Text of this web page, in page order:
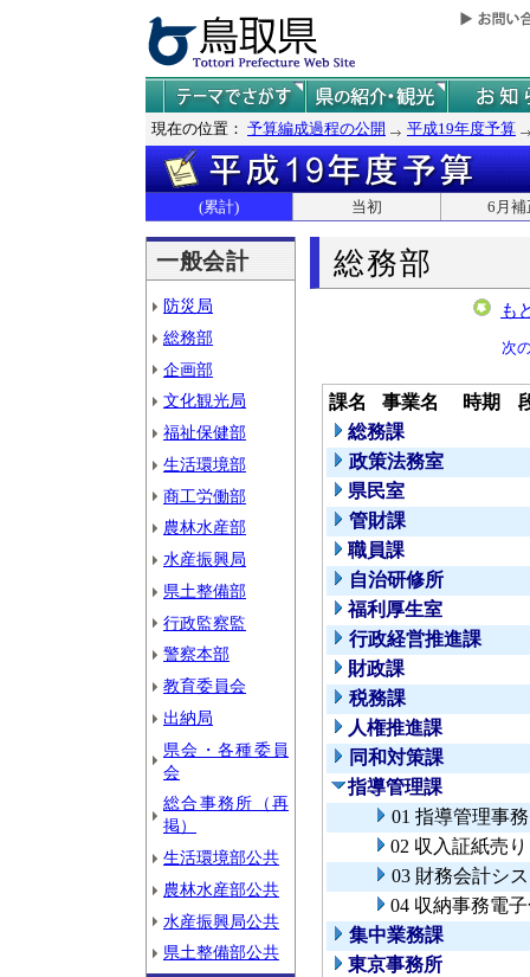
現在の位置： 予算編成過程の公開 平成19年度予算
(累計) 当初 6月補
一般会計
防災局
総務部
企画部
文化観光局
福祉保健部
生活環境部
商工労働部
農林水産部
水産振興局
県土整備部
行政監察監
警察本部
教育委員会
出納局
県会・各種委員
会
総合事務所（再
掲）
生活環境部公共
農林水産部公共
水産振興局公共
県土整備部公共
総務部
も
次
課名 事業名 時期
総務課
政策法務室
県民室
管財課
職員課
自治研修所
福利厚生室
行政経営推進課
財政課
税務課
人権推進課
同和対策課
指導管理課
01 指導管理事
02 収入証紙売
03 財務会計シ
04 収納事務電
集中業務課
東京事務所